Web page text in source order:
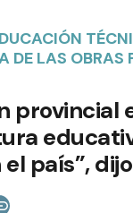
DE LAS OBRAS
provincial
país”,